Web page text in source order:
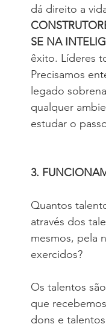
dá direito a
SE NA
êxito. Líderes
Precisamos
legado
qualquer
estudar o
3.
Quantos
através dos
mesmos, pela
exercidos?
Os talentos
que
dons e